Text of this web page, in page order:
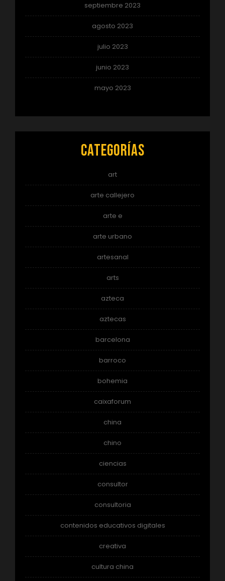
septiembre 2023
agosto 2023
julio 2023
junio 2023
mayo 2023
Categorías
art
arte callejero
arte e
arte urbano
artesanal
arts
azteca
aztecas
barcelona
barroco
bohemia
caixaforum
china
chino
ciencias
consultor
consultoria
contenidos educativos digitales
creativa
cultura china